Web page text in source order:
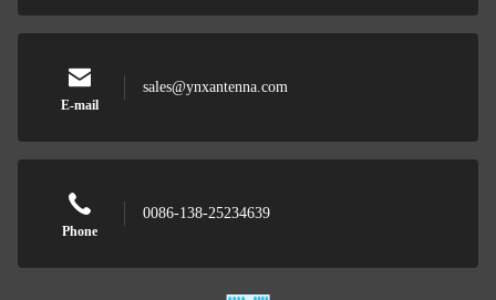
E-mail
sales@ynxantenna.com
Phone
0086-138-25234639